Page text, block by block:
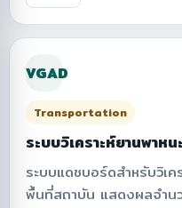
รถพยาบาล ถังขยะ จุดรว
ระบบเปิด/ปิดชั้นข้อมูล กา
เข้าถึงพื้นที่อย่างปลอดภัย
VGAD
Transportation
ระบบวิเคราะห์ยานพาห
ระบบแดชบอร์ดสำหรับวิเค
พื้นที่สถาบัน แสดงผลจำน